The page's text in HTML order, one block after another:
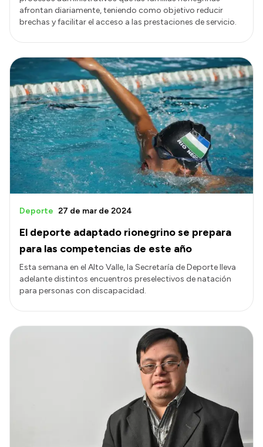
afrontan diariamente, teniendo como objetivo reducir
brechas y facilitar el acceso a las prestaciones de servicio.
El deporte adaptado rionegrino se prepara
para las competencias de este año
Deporte 27 de mar de 2024
Esta semana en el Alto Valle, la Secretaría de Deporte lleva
adelante distintos encuentros preselectivos de natación
para personas con discapacidad.